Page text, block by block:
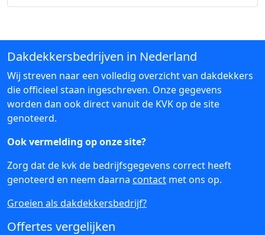
Dakdekkersbedrijven in Nederland
Wij streven naar een volledig overzicht van dakdekkers
die officieel staan ingeschreven. Onze gegevens
worden dan ook direct vanuit de KVK op de site
genoteerd.
Ook vermelding op onze site?
Zorg dat de kvk de bedrijfsgegevens correct heeft
genoteerd en neem daarna contact met ons op.
Groeien als dakdekkersbedrijf?
Offertes vergelijken